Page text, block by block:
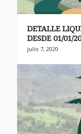
DETALLE
DESDE 01/01/
julio 7, 2020